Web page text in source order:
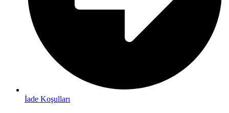
İade Koşulları